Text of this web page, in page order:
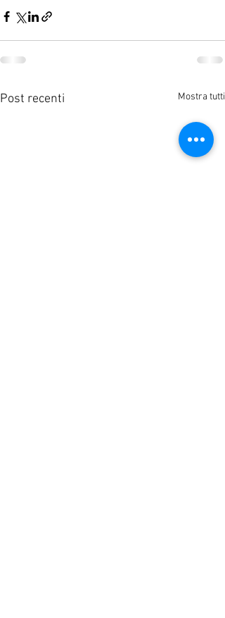
Post recenti Mostra tutti